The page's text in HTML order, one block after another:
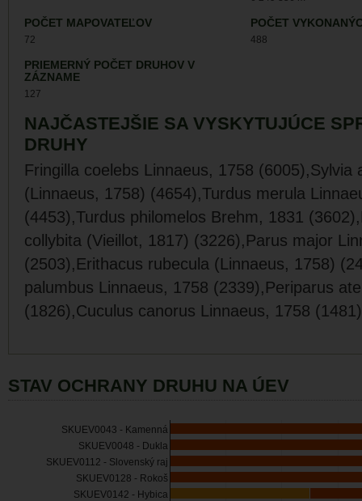
POČET MAPOVATEĽOV
72
POČET
488
PRIEMERNÝ POČET DRUHOV V
ZÁZNAME
127
NAJČASTEJŠIE SA VYSKYTUJÚCE
DRUHY
Fringilla coelebs Linnaeus, 1758 (6005),Sylvia
(Linnaeus, 1758) (4654),Turdus merula
(4453),Turdus philomelos Brehm, 1831
collybita (Vieillot, 1817) (3226),Parus major
(2503),Erithacus rubecula (Linnaeus, 1758)
palumbus Linnaeus, 1758 (2339),Periparus
(1826),Cuculus canorus Linnaeus, 1758 (1481)
STAV OCHRANY DRUHU NA ÚEV
SKUEV0043 - Kamenná
SKUEV0048 - Dukla
SKUEV0112 - Slovenský raj
SKUEV0128 - Rokoš
SKUEV0142 - Hybica